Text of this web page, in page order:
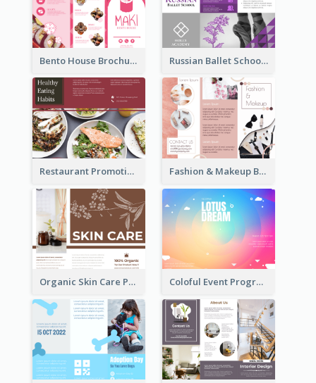
Bento House Brochure Russian Ballet School Brochure
Restaurant Promoting Healthy Eating Brochure Fashion & Makeup Brochure
Organic Skin Care Product Brochure With Details Coloful Event Program Brochure